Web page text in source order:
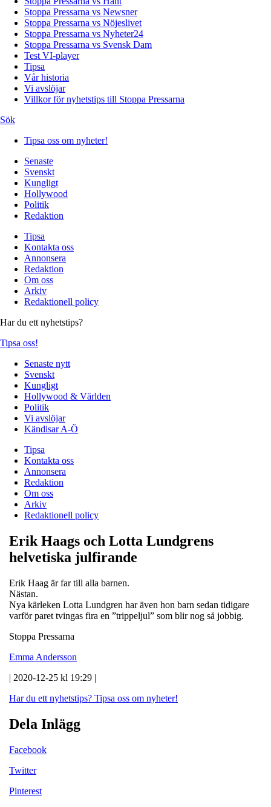
Stoppa Pressarna vs Newsner
Stoppa Pressarna vs Nöjeslivet
Stoppa Pressarna vs Nyheter24
Stoppa Pressarna vs Svensk Dam
Test VI-player
Tipsa
Vår historia
Vi avslöjar
Villkor för nyhetstips till Stoppa Pressarna
Sök
Tipsa oss om nyheter!
Senaste
Svenskt
Kungligt
Hollywood
Politik
Redaktion
Tipsa
Kontakta oss
Annonsera
Redaktion
Om oss
Arkiv
Redaktionell policy
Har du ett nyhetstips?
Tipsa oss!
Senaste nytt
Svenskt
Kungligt
Hollywood & Världen
Politik
Vi avslöjar
Kändisar A-Ö
Tipsa
Kontakta oss
Annonsera
Redaktion
Om oss
Arkiv
Redaktionell policy
Erik Haags och Lotta Lundgrens
helvetiska julfirande
Erik Haag är far till alla barnen.
Nästan.
Nya kärleken Lotta Lundgren har även hon barn sedan tidigare
varför paret tvingas fira en ”trippeljul” som blir nog så jobbig.
Stoppa Pressarna
Emma Andersson
| 2020-12-25 kl 19:29 |
Har du ett nyhetstips? Tipsa oss om nyheter!
Dela Inlägg
Facebook
Twitter
Pinterest